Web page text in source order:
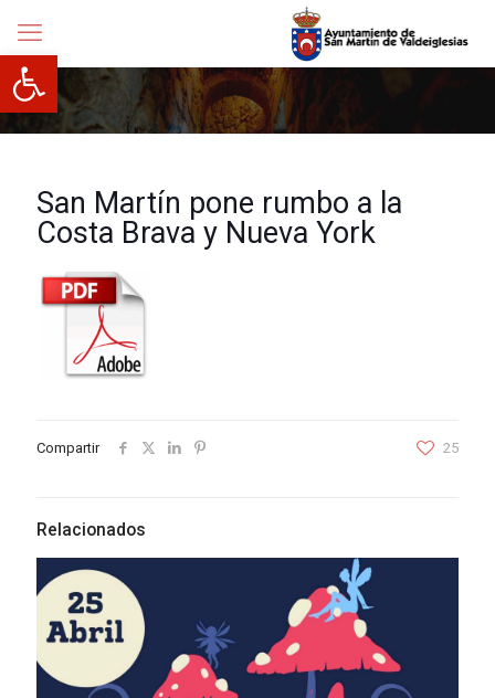
Abrir barra de herramientas
San Martín pone rumbo a la
Costa Brava y Nueva York
Compartir 25
Relacionados